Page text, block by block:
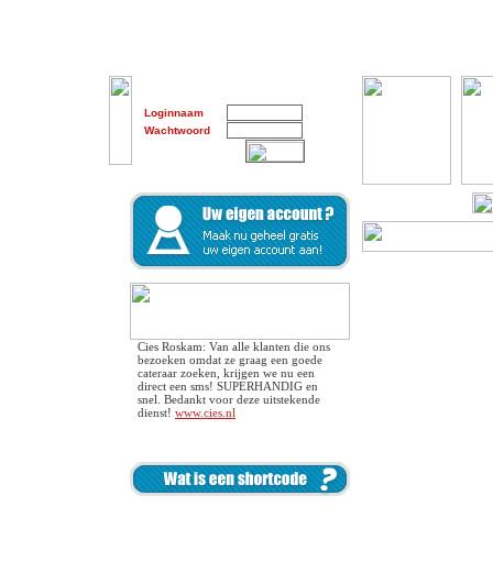
Loginnaam
Wachtwoord
Cies Roskam: Van alle klanten die ons
bezoeken omdat ze graag een goede
cateraar zoeken, krijgen we nu een
direct een sms! SUPERHANDIG en
snel. Bedankt voor deze uitstekende
dienst! www.cies.nl